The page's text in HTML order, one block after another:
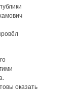
оказать